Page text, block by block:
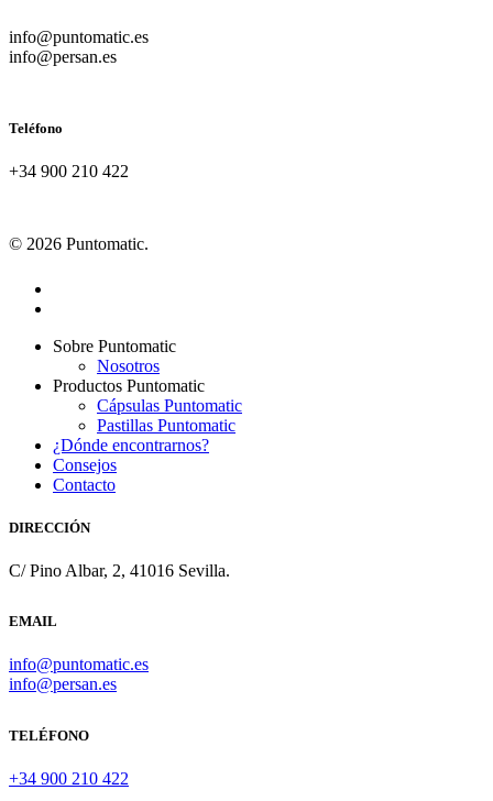
info@puntomatic.es
info@persan.es
Teléfono
+34 900 210 422
© 2026 Puntomatic.
Close
Sobre Puntomatic
Nosotros
Productos Puntomatic
Cápsulas Puntomatic
Pastillas Puntomatic
¿Dónde encontrarnos?
Consejos
Contacto
DIRECCIÓN
C/ Pino Albar, 2, 41016 Sevilla.
EMAIL
info@puntomatic.es
info@persan.es
TELÉFONO
+34 900 210 422